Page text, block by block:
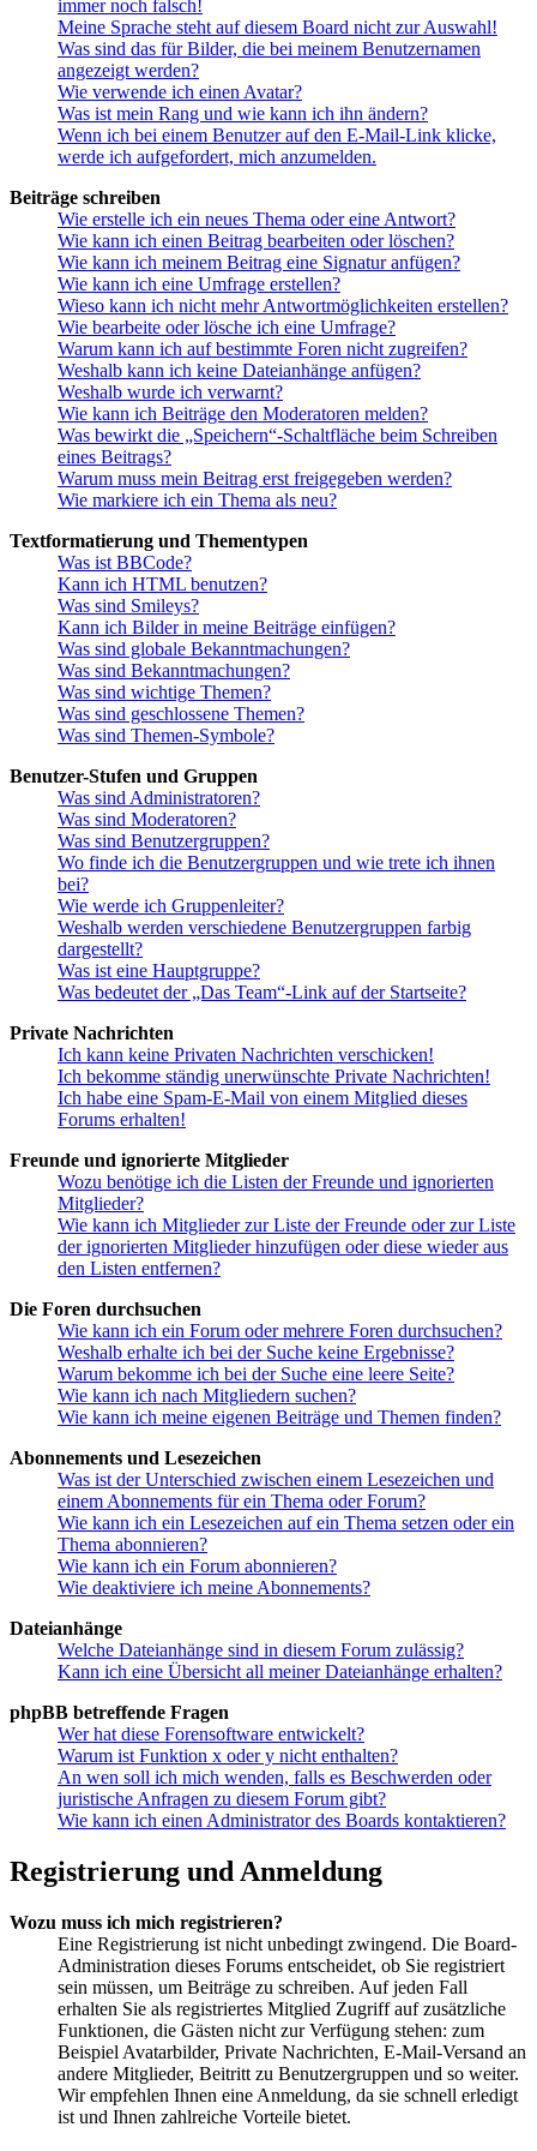
immer noch falsch!
Meine Sprache steht auf diesem Board nicht zur Auswahl!
Was sind das für Bilder, die bei meinem Benutzernamen
angezeigt werden?
Wie verwende ich einen Avatar?
Was ist mein Rang und wie kann ich ihn ändern?
Wenn ich bei einem Benutzer auf den E-Mail-Link klicke,
werde ich aufgefordert, mich anzumelden.
Beiträge schreiben
Wie erstelle ich ein neues Thema oder eine Antwort?
Wie kann ich einen Beitrag bearbeiten oder löschen?
Wie kann ich meinem Beitrag eine Signatur anfügen?
Wie kann ich eine Umfrage erstellen?
Wieso kann ich nicht mehr Antwortmöglichkeiten erstellen?
Wie bearbeite oder lösche ich eine Umfrage?
Warum kann ich auf bestimmte Foren nicht zugreifen?
Weshalb kann ich keine Dateianhänge anfügen?
Weshalb wurde ich verwarnt?
Wie kann ich Beiträge den Moderatoren melden?
Was bewirkt die „Speichern“-Schaltfläche beim Schreiben
eines Beitrags?
Warum muss mein Beitrag erst freigegeben werden?
Wie markiere ich ein Thema als neu?
Textformatierung und Thementypen
Was ist BBCode?
Kann ich HTML benutzen?
Was sind Smileys?
Kann ich Bilder in meine Beiträge einfügen?
Was sind globale Bekanntmachungen?
Was sind Bekanntmachungen?
Was sind wichtige Themen?
Was sind geschlossene Themen?
Was sind Themen-Symbole?
Benutzer-Stufen und Gruppen
Was sind Administratoren?
Was sind Moderatoren?
Was sind Benutzergruppen?
Wo finde ich die Benutzergruppen und wie trete ich ihnen
bei?
Wie werde ich Gruppenleiter?
Weshalb werden verschiedene Benutzergruppen farbig
dargestellt?
Was ist eine Hauptgruppe?
Was bedeutet der „Das Team“-Link auf der Startseite?
Private Nachrichten
Ich kann keine Privaten Nachrichten verschicken!
Ich bekomme ständig unerwünschte Private Nachrichten!
Ich habe eine Spam-E-Mail von einem Mitglied dieses
Forums erhalten!
Freunde und ignorierte Mitglieder
Wozu benötige ich die Listen der Freunde und ignorierten
Mitglieder?
Wie kann ich Mitglieder zur Liste der Freunde oder zur Liste
der ignorierten Mitglieder hinzufügen oder diese wieder aus
den Listen entfernen?
Die Foren durchsuchen
Wie kann ich ein Forum oder mehrere Foren durchsuchen?
Weshalb erhalte ich bei der Suche keine Ergebnisse?
Warum bekomme ich bei der Suche eine leere Seite?
Wie kann ich nach Mitgliedern suchen?
Wie kann ich meine eigenen Beiträge und Themen finden?
Abonnements und Lesezeichen
Was ist der Unterschied zwischen einem Lesezeichen und
einem Abonnements für ein Thema oder Forum?
Wie kann ich ein Lesezeichen auf ein Thema setzen oder ein
Thema abonnieren?
Wie kann ich ein Forum abonnieren?
Wie deaktiviere ich meine Abonnements?
Dateianhänge
Welche Dateianhänge sind in diesem Forum zulässig?
Kann ich eine Übersicht all meiner Dateianhänge erhalten?
phpBB betreffende Fragen
Wer hat diese Forensoftware entwickelt?
Warum ist Funktion x oder y nicht enthalten?
An wen soll ich mich wenden, falls es Beschwerden oder
juristische Anfragen zu diesem Forum gibt?
Wie kann ich einen Administrator des Boards kontaktieren?
Registrierung und Anmeldung
Wozu muss ich mich registrieren?
Eine Registrierung ist nicht unbedingt zwingend. Die Board-
Administration dieses Forums entscheidet, ob Sie registriert
sein müssen, um Beiträge zu schreiben. Auf jeden Fall
erhalten Sie als registriertes Mitglied Zugriff auf zusätzliche
Funktionen, die Gästen nicht zur Verfügung stehen: zum
Beispiel Avatarbilder, Private Nachrichten, E-Mail-Versand an
andere Mitglieder, Beitritt zu Benutzergruppen und so weiter.
Wir empfehlen Ihnen eine Anmeldung, da sie schnell erledigt
ist und Ihnen zahlreiche Vorteile bietet.